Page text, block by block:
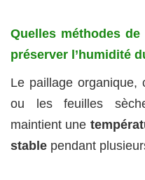
Quelles méthodes
préserver l’humidité
Le paillage organique,
ou les feuilles
maintient une
stable pendant